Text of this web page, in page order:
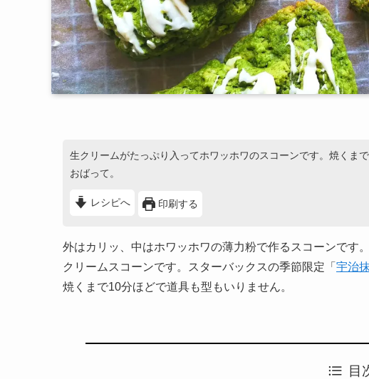
生クリームがたっぷり入ってホワッホワのスコーンです。焼くま
おばって。
レシピへ 印刷する
外はカリッ、中はホワッホワの薄力粉で作るスコーンです
クリームスコーンです。スターバックスの季節限定「 宇治
焼くまで10分ほどで道具も型もいりません。
目